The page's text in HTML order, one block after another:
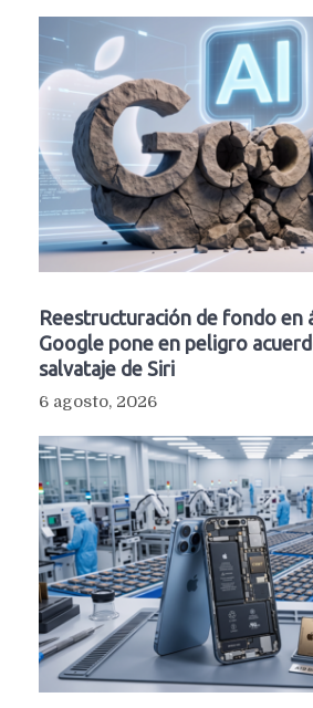
Reestructuración de fondo en
Google pone en peligro
salvataje de Siri
6 agosto, 2026